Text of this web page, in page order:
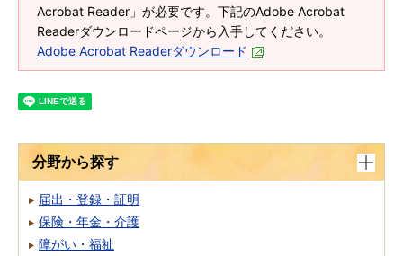
Acrobat Reader」が必要です。下記のAdobe Acrobat
Readerダウンロードページから入手してください。
Adobe Acrobat Readerダウンロード
分野から探す
届出・登録・証明
保険・年金・介護
障がい・福祉